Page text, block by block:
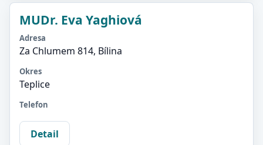
MUDr. Eva Yaghiová
Adresa
Za Chlumem 814, Bílina
Okres
Teplice
Telefon
Detail